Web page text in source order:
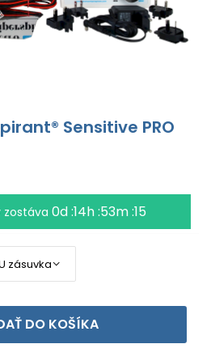
Sensitive PRO
zostáva 0d :14h :53m :15
DO KOŠÍKA